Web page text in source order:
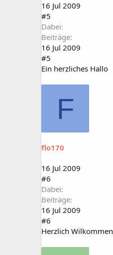
16 Jul 2009
#5
Dabei
Beiträge
16 Jul 2009
#5
Ein herzliches Hallo
F
flo170
16 Jul 2009
#6
Dabei
Beiträge
16 Jul 2009
#6
Herzlich Wilkommen